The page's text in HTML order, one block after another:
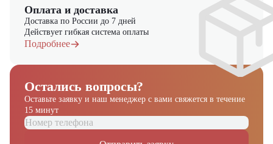
Оплата и доставка
Доставка по России до 7 дней
Действует гибкая система оплаты
Подробнее
Остались вопросы?
Оставьте заявку и наш менеджер с вами свяжется в течение
15 минут